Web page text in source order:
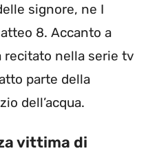
signore, ne I
8. Accanto a
recitato nella serie tv
parte della
dell’acqua.
vittima di